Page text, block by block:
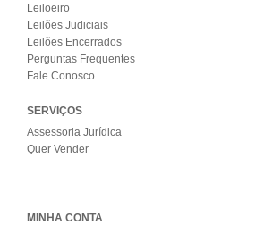
Leiloeiro
Leilões Judiciais
Leilões Encerrados
Perguntas Frequentes
Fale Conosco
SERVIÇOS
Assessoria Jurídica
Quer Vender
MINHA CONTA